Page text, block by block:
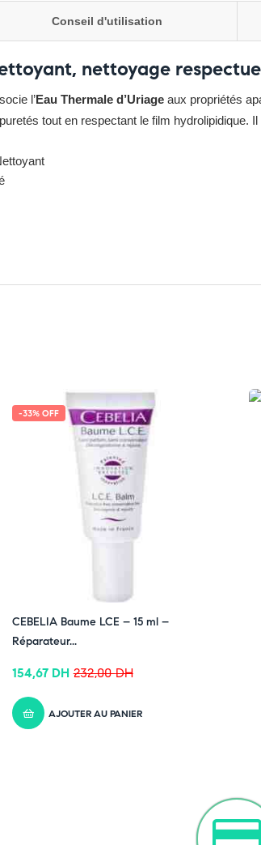
Conseil d'utilisation
nettoyage
l’Eau Thermale d’Uriage aux propriétés
tout en respectant le film hydrolipidique.
-33% OFF
CEBELIA Baume LCE – 15 ml –
Réparateur...
232,00DH
154,67 DH
AJOUTER AU PANIER